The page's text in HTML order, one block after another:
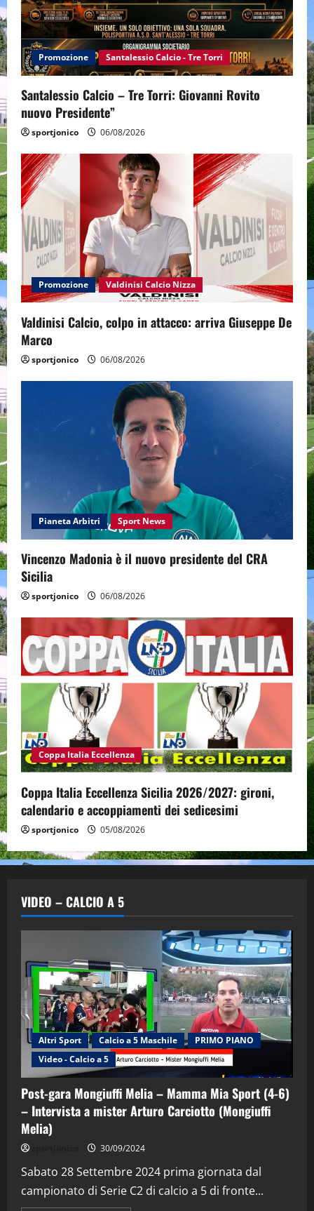
Promozione Santalessio Calcio - Tre Torri
Santalessio Calcio – Tre Torri: Giovanni Rovito
nuovo Presidente”
sportjonico 06/08/2026
Promozione Valdinisi Calcio Nizza
Valdinisi Calcio, colpo in attacco: arriva Giuseppe De
Marco
sportjonico 06/08/2026
Pianeta Arbitri Sport News
Vincenzo Madonia è il nuovo presidente del CRA
Sicilia
sportjonico 06/08/2026
Coppa Italia Eccellenza
Coppa Italia Eccellenza Sicilia 2026/2027: gironi,
calendario e accoppiamenti dei sedicesimi
sportjonico 05/08/2026
VIDEO – CALCIO A 5
Altri Sport Calcio a 5 Maschile
PRIMO PIANO
Video - Calcio a 5
Post-gara Mongiuffi Melia – Mamma Mia Sport (4-6)
– Intervista a mister Arturo Carciotto (Mongiuffi
Melia)
30/09/2024
Sabato 28 Settembre 2024 prima giornata dal
campionato di Serie C2 di calcio a 5 di fronte...
2
“SportEmpire” in Podcast: 29^ Puntata
(Martedi 28 Aprile 2026)
28/04/2026